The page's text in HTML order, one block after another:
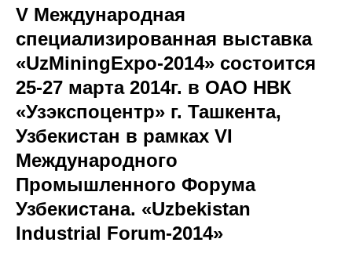
V Международная
специализированная выставка
«UzMiningExpo-2014» состоится
25-27 марта 2014г. в ОАО НВК
«Узэкспоцентр» г. Ташкента,
Узбекистан в рамках VI
Международного
Промышленного Форума
Узбекистана. «Uzbekistan
Industrial Forum-2014»